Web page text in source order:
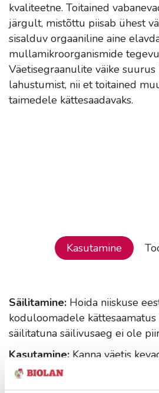
kvaliteetne. Toitained
järgult, mistõttu piisab ühest
sisalduv orgaaniline aine
mullamikroorganismide
Väetisegraanulite väike
lahustumist, nii et toitained
taimedele kättesaadavaks.
Kasutamine
Säilitamine: Hoida niiskuse
koduloomadele kättesaamatus
säilitatuna säilivusaeg ei ole
Kasutamine: Kanna väetis
taimede võra alla jäävale
väetisegraanulid kergelt